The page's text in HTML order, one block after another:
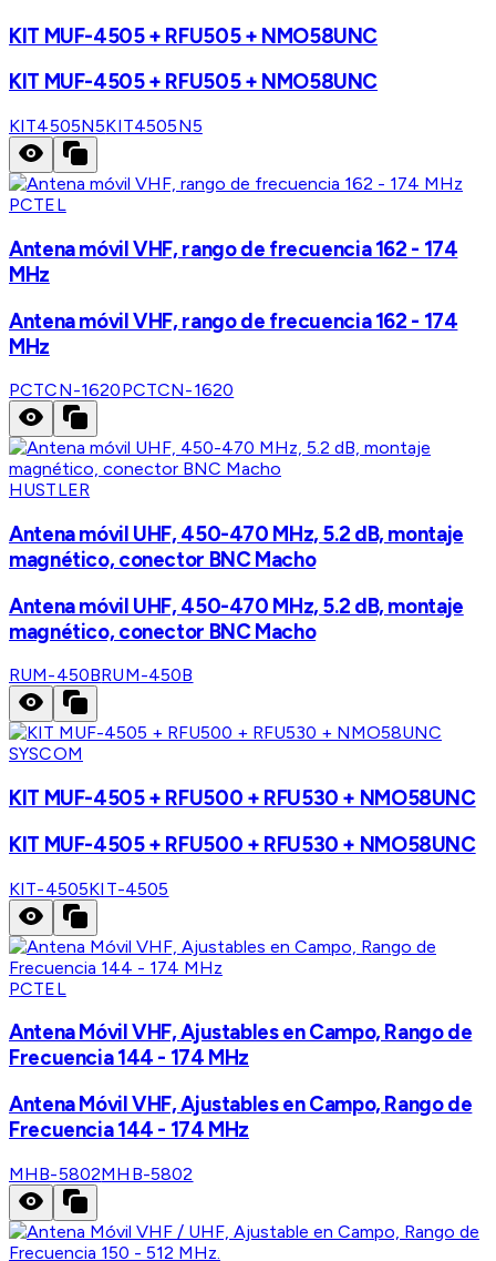
KIT MUF-4505 + RFU505 + NMO58UNC
KIT MUF-4505 + RFU505 + NMO58UNC
KIT4505N5KIT4505N5
PCTEL
Antena móvil VHF, rango de frecuencia 162 - 174
MHz
Antena móvil VHF, rango de frecuencia 162 - 174
MHz
PCTCN-1620PCTCN-1620
HUSTLER
Antena móvil UHF, 450-470 MHz, 5.2 dB, montaje
magnético, conector BNC Macho
Antena móvil UHF, 450-470 MHz, 5.2 dB, montaje
magnético, conector BNC Macho
RUM-450BRUM-450B
SYSCOM
KIT MUF-4505 + RFU500 + RFU530 + NMO58UNC
KIT MUF-4505 + RFU500 + RFU530 + NMO58UNC
KIT-4505KIT-4505
PCTEL
Antena Móvil VHF, Ajustables en Campo, Rango de
Frecuencia 144 - 174 MHz
Antena Móvil VHF, Ajustables en Campo, Rango de
Frecuencia 144 - 174 MHz
MHB-5802MHB-5802